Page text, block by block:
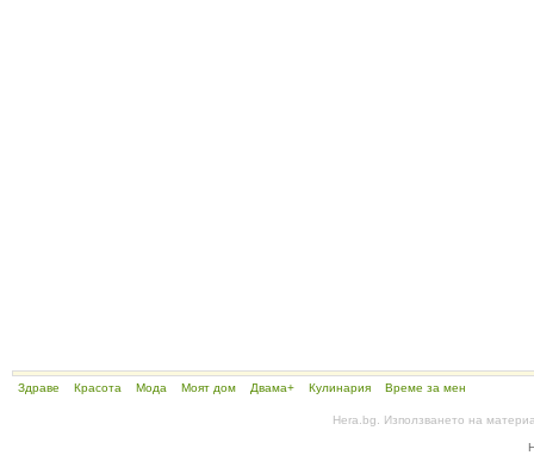
Здраве Красота Мода Моят дом Двама+ Кулинария Време за мен
Hera.bg. Използването на